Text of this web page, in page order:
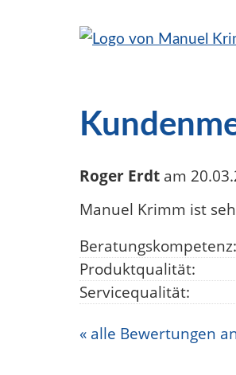
Roger Erdt am
Manuel Krimm ist
Beratungskompetenz:
Produktqualität:
Servicequalität:
« alle Bewertungen